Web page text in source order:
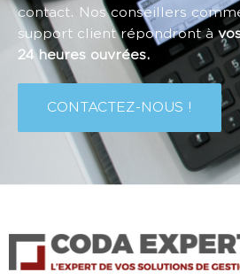
contact. Nos conseillers
support client répondront à
24 heures ouvrées.
CONTACTEZ-NOUS !